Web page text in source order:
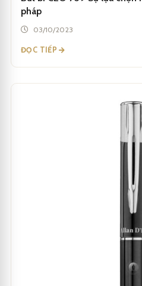
pháp
03/10/2023
ĐỌC TIẾP